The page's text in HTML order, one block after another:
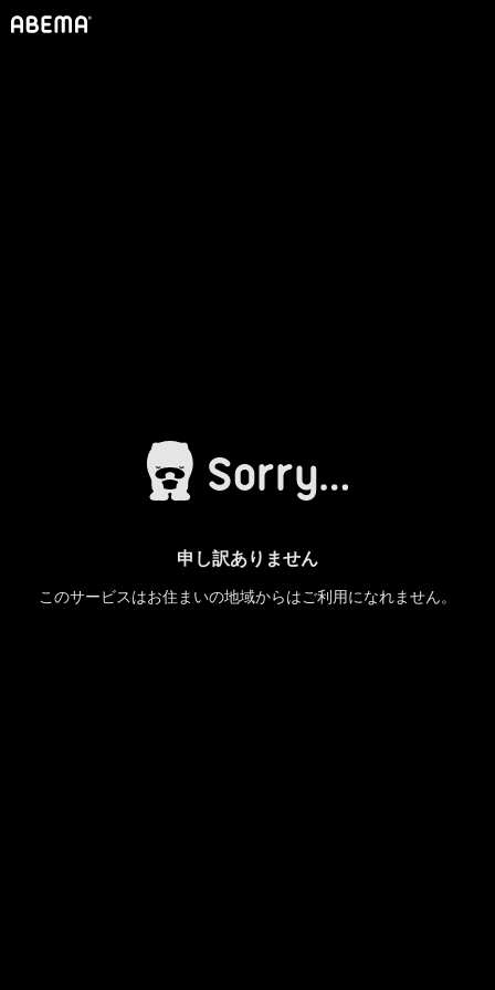
申し訳ありません
このサービスはお住まいの地域からはご利用になれません。